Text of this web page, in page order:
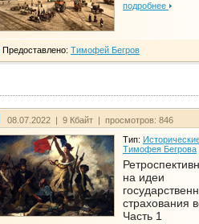
подробнее
Предоставлено: Тимофей Бегров
08.07.2022 | 9 Кбайт | просмотров: 846
Тип:
Тимофея Бегрова
на идеи
страхования
Часть 1